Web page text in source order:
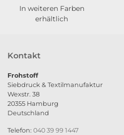
In weiteren Farben
erhältlich
Kontakt
Frohstoff
Siebdruck & Textilmanufaktur
Wexstr. 38
20355 Hamburg
Deutschland
Telefon: 040 39 99 1447